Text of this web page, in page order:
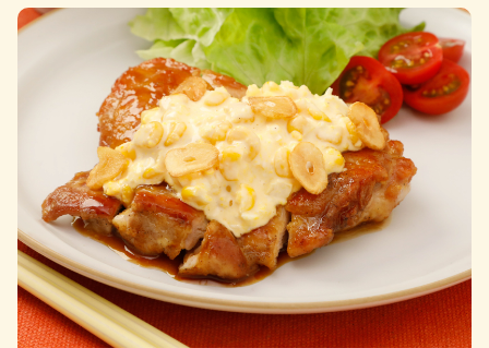
いり白ごま…小さじ1
青ねぎ（小口切り）…適量
練りわさび…適量
しょうゆ…小さじ2
みりん…小さじ2